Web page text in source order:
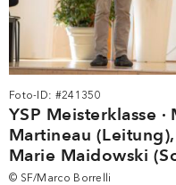
Foto-ID: #241350
YSP Meisterklasse
Martineau
Marie Maidowski
© SF/Marco Borrelli